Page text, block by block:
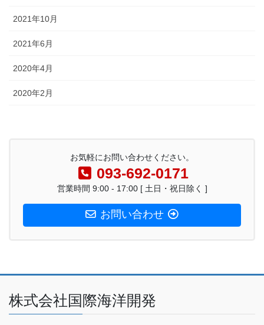
2021年10月
2021年6月
2020年4月
2020年2月
お気軽にお問い合わせください。
093-692-0171
営業時間 9:00 - 17:00 [ 土日・祝日除く ]
お問い合わせ
株式会社国際海洋開発